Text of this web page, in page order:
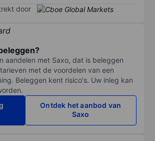
door
aandelen met Saxo, dat is beleggen
met de voordelen van een
Beleggen kent risico's. Uw inleg kan
Ontdek het aanbod van
Saxo